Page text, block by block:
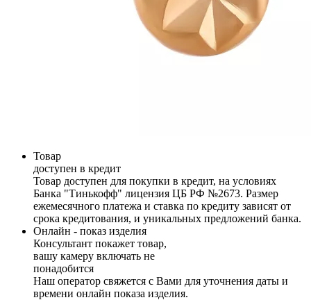
Товар
доступен в кредит
Товар доступен для покупки в кредит, на условиях
Банка "Тинькофф" лицензия ЦБ РФ №2673. Размер
ежемесячного платежа и ставка по кредиту зависят от
срока кредитования, и уникальных предложений банка.
Онлайн - показ изделия
Консультант покажет товар,
вашу камеру включать не
понадобится
Наш оператор свяжется с Вами для уточнения даты и
времени онлайн показа изделия.